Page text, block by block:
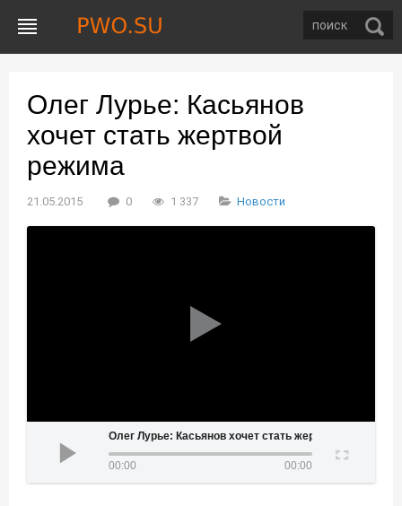
Олег Лурье: Касьянов
хочет стать жертвой
режима
21.05.2015 0 1 337 Новости
Олег Лурье: Касьянов хочет стать жертвой режима
00:00 00:00